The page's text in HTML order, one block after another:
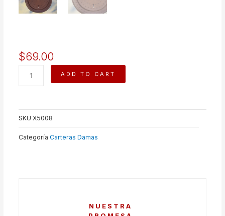
$69.00
ADD TO CART
SKUX5008
Categoría Carteras Damas
NUESTRA